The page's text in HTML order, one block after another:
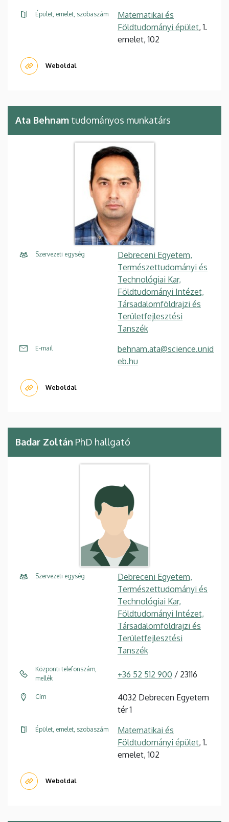
Épület, emelet, szobaszám
Matematikai és
Földtudományi épület, 1.
emelet, 102
Weboldal
Ata Behnam tudományos munkatárs
Szervezeti egység
Debreceni Egyetem,
Természettudományi és
Technológiai Kar,
Földtudományi Intézet,
Társadalomföldrajzi és
Területfejlesztési
Tanszék
E-mail
behnam.ata@science.unid
eb.hu
Weboldal
Badar Zoltán PhD hallgató
Szervezeti egység
Debreceni Egyetem,
Természettudományi és
Technológiai Kar,
Földtudományi Intézet,
Társadalomföldrajzi és
Területfejlesztési
Tanszék
Központi telefonszám,
mellék
+36 52 512 900 / 23116
Cím
4032 Debrecen Egyetem
tér 1
Épület, emelet, szobaszám
Matematikai és
Földtudományi épület, 1.
emelet, 102
Weboldal